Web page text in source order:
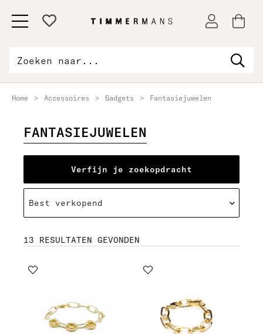
Home > Accessoires > Gadgets > Fantasiejuwelen
FANTASIEJUWELEN
Verfijn je zoekopdracht
Type
Kleuren
13 RESULTATEN GEVONDEN